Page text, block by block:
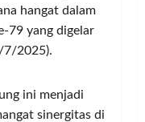
hangat dalam
79 yang digelar
7/2025).
ini menjadi
sinergitas di